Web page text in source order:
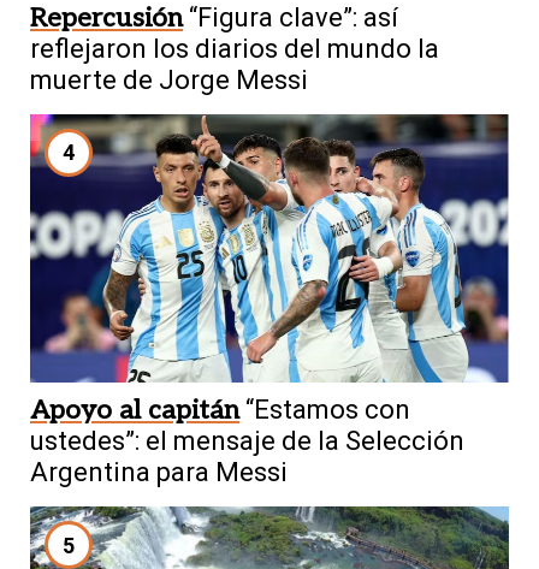
Repercusión “Figura clave”: así
reflejaron los diarios del mundo la
muerte de Jorge Messi
4
Apoyo al capitán “Estamos con
ustedes”: el mensaje de la Selección
Argentina para Messi
5